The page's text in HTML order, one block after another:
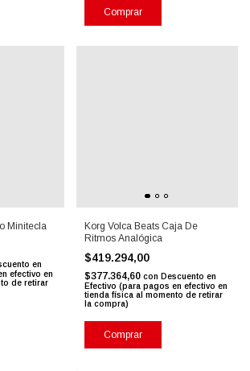
Comprar
Minitecla
en
efectivo en
de retirar
Korg Volca Beats Caja De
Ritmos Analógica
$419.294,00
$377.364,60 con Descuento en
Efectivo (para pagos en efectivo en
tienda física al momento de retirar
la compra)
Comprar